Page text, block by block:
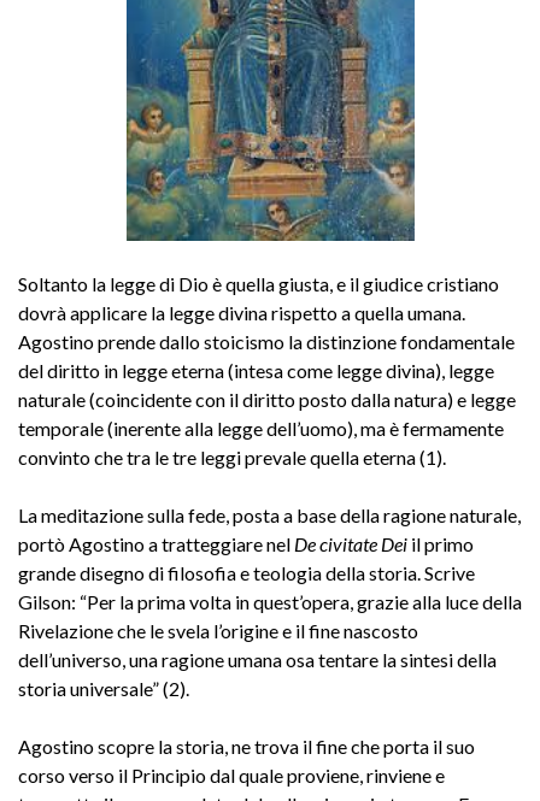
Soltanto la legge di Dio è quella giusta, e il giudice cristiano
dovrà applicare la legge divina rispetto a quella umana.
Agostino prende dallo stoicismo la distinzione fondamentale
del diritto in legge eterna (intesa come legge divina), legge
naturale (coincidente con il diritto posto dalla natura) e legge
temporale (inerente alla legge dell’uomo), ma è fermamente
convinto che tra le tre leggi prevale quella eterna (1).
La meditazione sulla fede, posta a base della ragione naturale,
portò Agostino a tratteggiare nel De civitate Dei il primo
grande disegno di filosofia e teologia della storia. Scrive
Gilson: “Per la prima volta in quest’opera, grazie alla luce della
Rivelazione che le svela l’origine e il fine nascosto
dell’universo, una ragione umana osa tentare la sintesi della
storia universale” (2).
Agostino scopre la storia, ne trova il fine che porta il suo
corso verso il Principio dal quale proviene, rinviene e